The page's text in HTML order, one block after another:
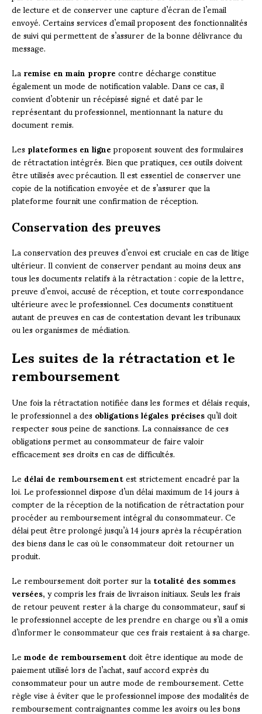
de lecture et de conserver une capture d’écran de l’email
envoyé. Certains services d’email proposent des fonctionnalités
de suivi qui permettent de s’assurer de la bonne délivrance du
message.
Laremise en main proprecontre décharge constitue
également un mode de notification valable. Dans ce cas, il
convient d’obtenir un récépissé signé et daté par le
représentant du professionnel, mentionnant la nature du
document remis.
Lesplateformes en ligneproposent souvent des formulaires
de rétractation intégrés. Bien que pratiques, ces outils doivent
être utilisés avec précaution. Il est essentiel de conserver une
copie de la notification envoyée et de s’assurer que la
plateforme fournit une confirmation de réception.
Conservation des preuves
La conservation des preuves d’envoi est cruciale en cas de litige
ultérieur. Il convient de conserver pendant au moins deux ans
tous les documents relatifs à la rétractation : copie de la lettre,
preuve d’envoi, accusé de réception, et toute correspondance
ultérieure avec le professionnel. Ces documents constituent
autant de preuves en cas de contestation devant les tribunaux
ou les organismes de médiation.
Les suites de la rétractation et le
remboursement
Une fois la rétractation notifiée dans les formes et délais requis,
le professionnel a desobligations légales précisesqu’il doit
respecter sous peine de sanctions. La connaissance de ces
obligations permet au consommateur de faire valoir
efficacement ses droits en cas de difficultés.
Ledélai de remboursementest strictement encadré par la
loi. Le professionnel dispose d’un délai maximum de 14 jours à
compter de la réception de la notification de rétractation pour
procéder au remboursement intégral du consommateur. Ce
délai peut être prolongé jusqu’à 14 jours après la récupération
des biens dans le cas où le consommateur doit retourner un
produit.
Le remboursement doit porter sur latotalité des sommes
versées, y compris les frais de livraison initiaux. Seuls les frais
de retour peuvent rester à la charge du consommateur, sauf si
le professionnel accepte de les prendre en charge ou s’il a omis
d’informer le consommateur que ces frais restaient à sa charge.
Lemode de remboursementdoit être identique au mode de
paiement utilisé lors de l’achat, sauf accord exprès du
consommateur pour un autre mode de remboursement. Cette
règle vise à éviter que le professionnel impose des modalités de
remboursement contraignantes comme les avoirs ou les bons